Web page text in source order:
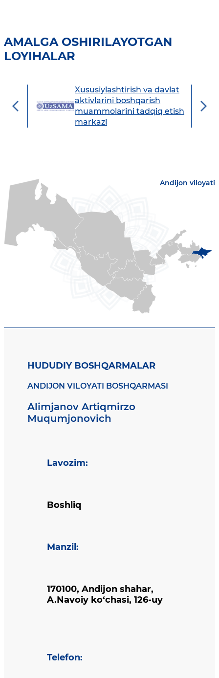
AMALGA OSHIRILAYOTGAN
LOYIHALAR
Xususiylashtirish va davlat
aktivlarini boshqarish
muammolarini tadqiq etish
markazi
Andijon viloyati
HUDUDIY BOSHQARMALAR
ANDIJON VILOYATI BOSHQARMASI
Alimjanov Artiqmirzo
Muqumjonovich
Lavozim:
Boshliq
Manzil :
170100, Andijon shahar,
A.Navoiy ko‘chasi, 126-uy
Telefon: